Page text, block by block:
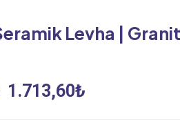
Levha |
Orijinal
1.713,60₺